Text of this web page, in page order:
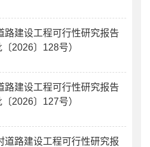
路建设工程可行性研究报告
2026〕128号）
路建设工程可行性研究报告
2026〕127号）
道路建设工程可行性研究报